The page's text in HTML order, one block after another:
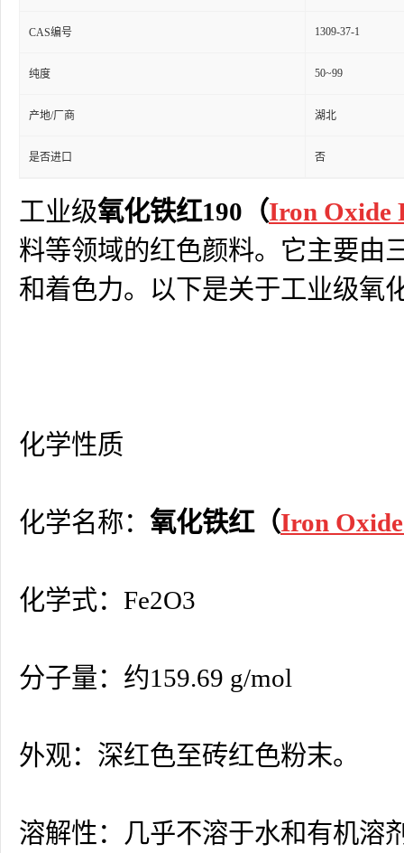
CAS编号 1309-37-1
纯度 50~99
产地/厂商 湖北
是否进口 否
工业级氧化铁红190（Iron Oxide
料等领域的红色颜料。它主要由
和着色力。以下是关于工业级氧
化学性质
化学名称： 氧化铁红（Iron
化学式：Fe2O3
分子量：约159.69 g/mol
外观：深红色至砖红色粉末。
溶解性：几乎不溶于水和有机溶